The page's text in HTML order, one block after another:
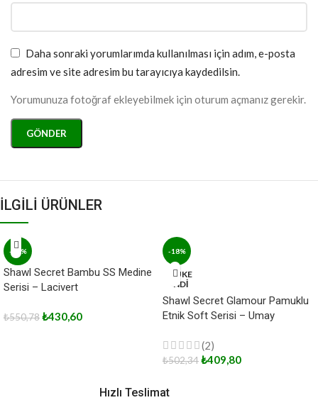
Daha sonraki yorumlarımda kullanılması için adım, e-posta
adresim ve site adresim bu tarayıcıya kaydedilsin.
Yorumunuza fotoğraf ekleyebilmek için oturum açmanız gerekir.
İLGİLİ ÜRÜNLER
-22%
Shawl Secret Bambu SS Medine
Serisi – Lacivert
₺550,78₺430,60
-18%
TÜKE
NDİ
Shawl Secret Glamour Pamuklu
Etnik Soft Serisi – Umay
(2)
₺502,34₺409,80
Hızlı Teslimat